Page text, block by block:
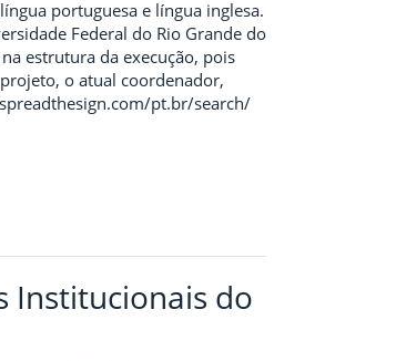
portuguesa e língua inglesa.
Federal do Rio Grande do
estrutura da execução, pois
o atual coordenador,
pt.br/search/
Institucionais do